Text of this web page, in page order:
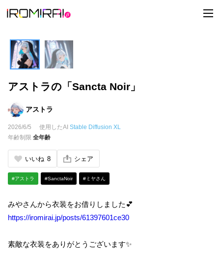
t
o
アストラの「Sancta Noir」
アストラ
2026/6/5 使用したAI Stable Diffusion XL
年齢制限 全年齢
いいね 8 シェア
#アストラ #SanctaNoir #ミヤさん
みやさんから衣装をお借りしました💕
https://iromirai.jp/posts/61397601ce30
素敵な衣装をありがとうございます✨